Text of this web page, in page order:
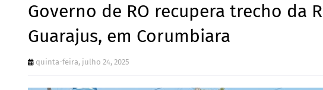
Governo de RO recupera trecho da
Guarajus, em Corumbiara
quinta-feira, julho 24, 2025